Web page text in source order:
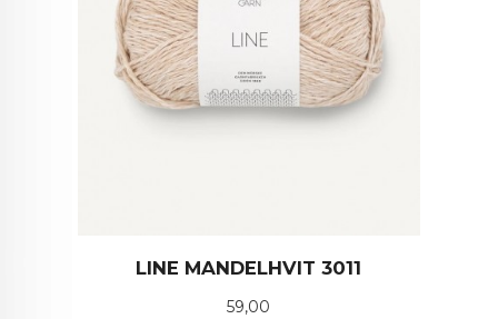
LINE MANDELHVIT 3011
Pris
59,00